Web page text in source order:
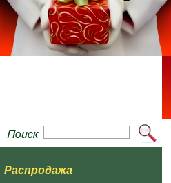
Распродажа